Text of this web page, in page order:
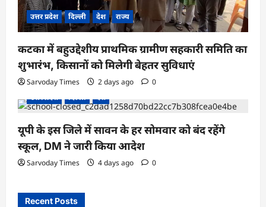
उत्तर प्रदेश दिल्ली देश राज्य
कटका में बहुउद्देशीय प्राथमिक ग्रामीण सहकारी समिति का
शुभारंभ, किसानों को मिलेगी बेहतर सुविधाएं
Sarvoday Times 2 days ago
0
उत्तर प्रदेश
दिल्ली देश
यूपी के इस जिले में सावन के हर सोमवार को बंद रहेंगे
स्कूल, DM ने जारी किया आदेश
Sarvoday Times 4 days ago 0
Recent Posts